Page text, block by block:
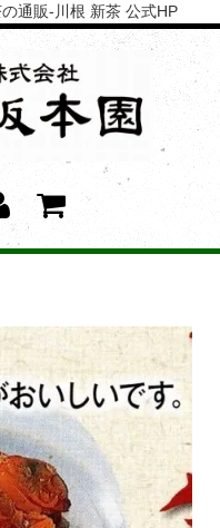
通販-川根 新茶 公式HP